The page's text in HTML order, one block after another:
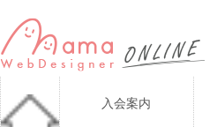
入会案内